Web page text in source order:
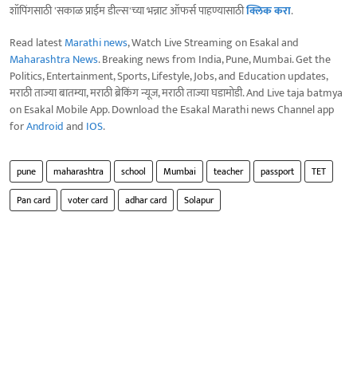
शॉपिंगसाठी 'सकाळ प्राईम डील्स'च्या भन्नाट ऑफर्स पाहण्यासाठीक्लिक करा.
Read latestMarathi news, Watch Live Streaming on Esakal and
Maharashtra News. Breaking news from India, Pune, Mumbai. Get the
Politics, Entertainment, Sports, Lifestyle, Jobs, and Education updates,
मराठी ताज्या बातम्या, मराठी ब्रेकिंग न्यूज, मराठी ताज्या घडामोडी. And Live taja batmya
on Esakal Mobile App. Download the Esakal Marathi news Channel app
forAndroidand IOS.
pune maharashtra school Mumbai teacher passport
TET
Pan card
voter card adhar card Solapur